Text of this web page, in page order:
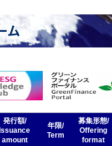
発行額/
Issuance
amount
年限/
Term
募集形態/
Offering
format